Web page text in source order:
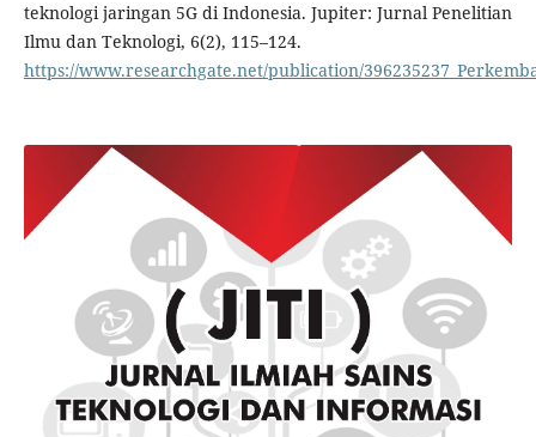
teknologi jaringan 5G di Indonesia. Jupiter: Jurnal Penelitian
Ilmu dan Teknologi, 6(2), 115–124.
https://www.researchgate.net/publication/